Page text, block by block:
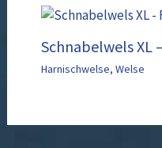
Schnabelwels XL
Harnischwelse, Welse